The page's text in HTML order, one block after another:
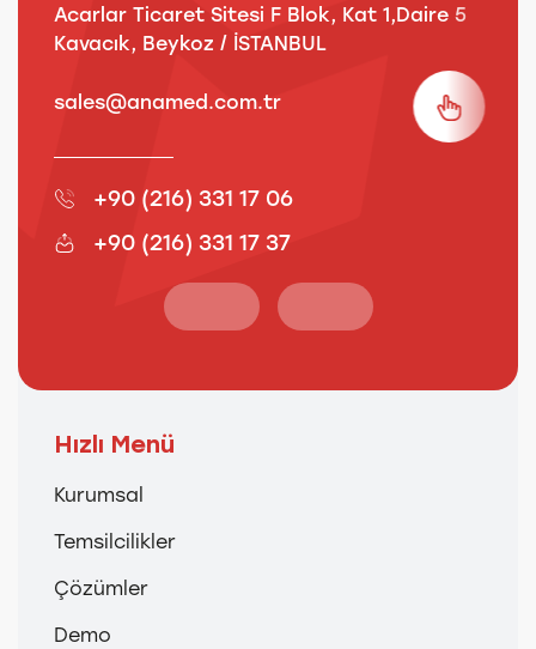
Acarlar Ticaret Sitesi F Blok, Kat 1,Daire 5
Kavacık, Beykoz / İSTANBUL
sales@anamed.com.tr
+90 (216) 331 17 06
+90 (216) 331 17 37
Hızlı Menü
Kurumsal
Temsilcilikler
Çözümler
Demo